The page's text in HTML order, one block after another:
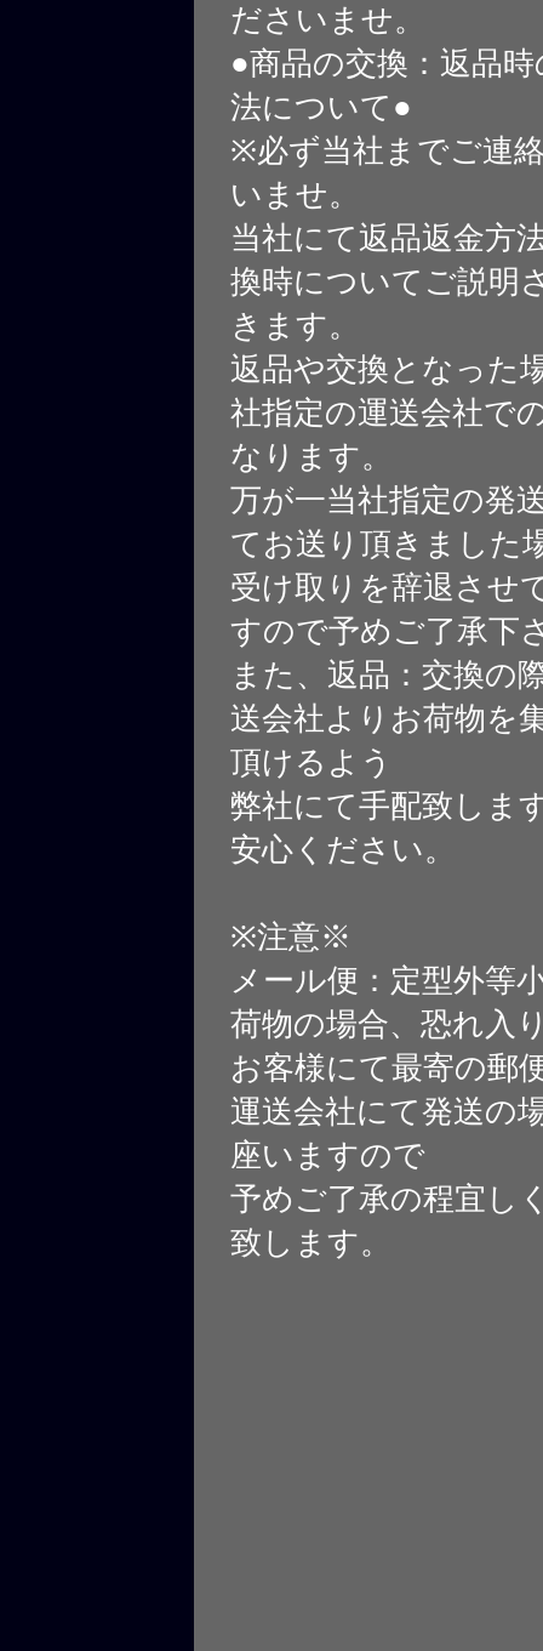
ださいませ。
●商品の交換：返品
法について●
※必ず当社までご連
いませ。
当社にて返品返金方
換時についてご説明
きます。
返品や交換となった
社指定の運送会社で
なります。
万が一当社指定の発
てお送り頂きました
受け取りを辞退させ
すので予めご了承下
また、返品：交換の
送会社よりお荷物を
頂けるよう
弊社にて手配致しま
安心ください。
※注意※
メール便：定型外等
荷物の場合、恐れ入
お客様にて最寄の郵
運送会社にて発送の
座いますので
予めご了承の程宜し
致します。